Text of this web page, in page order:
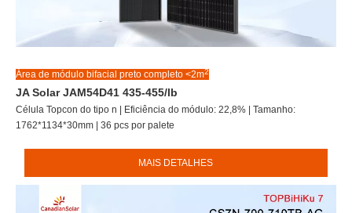
Área de módulo bifacial preto completo <2m2
JA Solar JAM54D41 435-455/lb
Célula Topcon do tipo n | Eficiência do módulo: 22,8% | Tamanho:
1762*1134*30mm | 36 pcs por palete
MAIS DETALHES